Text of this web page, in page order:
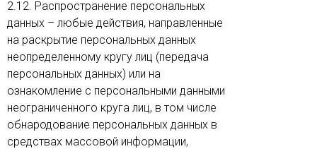
2.12. Распространение персональных
данных – любые действия, направленные
на раскрытие персональных данных
неопределенному кругу лиц (передача
персональных данных) или на
ознакомление с персональными данными
неограниченного круга лиц, в том числе
обнародование персональных данных в
средствах массовой информации,